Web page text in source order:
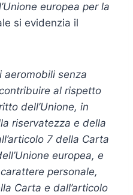
europea per la
si evidenzia il
aeromobili senza
al rispetto
dell’Unione, in
riservatezza e della
7 della Carta
europea, e
personale,
Carta e dall’articolo